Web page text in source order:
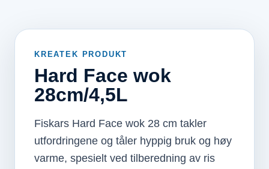
KREATEK PRODUKT
Hard Face wok
28cm/4,5L
Fiskars Hard Face wok 28 cm takler
utfordringene og tåler hyppig bruk og høy
varme, spesielt ved tilberedning av ris